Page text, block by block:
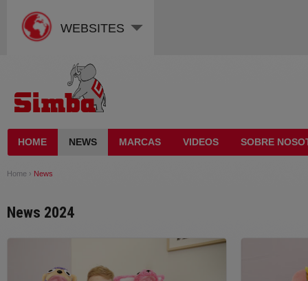
WEBSITES
HOME NEWS MARCAS VIDEOS SOBRE
Home › News
News 2024